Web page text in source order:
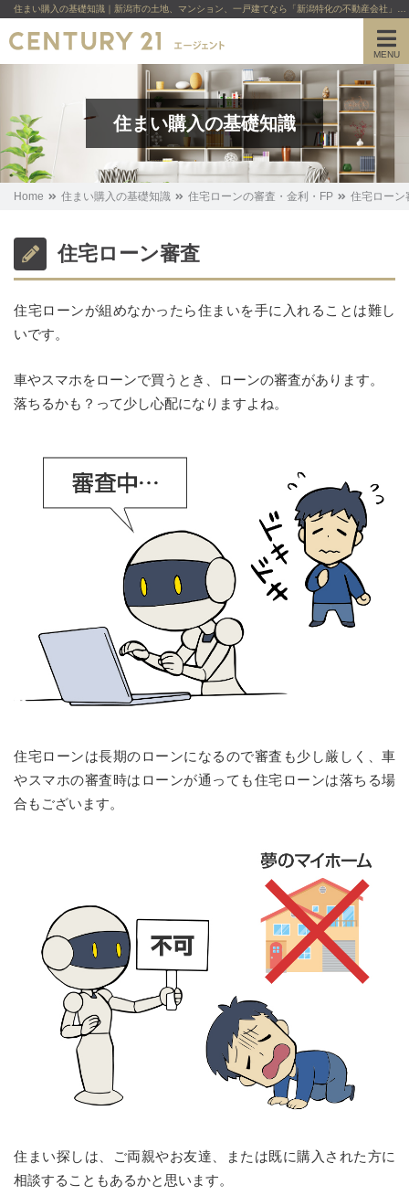
MENU
住まい購入の基礎知識
Home 住まい購入の基礎知識 住宅ローンの審査・金利・FP 住宅ローン
住宅ローン審査
住宅ローンが組めなかったら住まいを手に入れることは難し
いです。
車やスマホをローンで買うとき、ローンの審査があります。
落ちるかも？って少し心配になりますよね。
住宅ローンは長期のローンになるので審査も少し厳しく、車
やスマホの審査時はローンが通っても住宅ローンは落ちる場
合もございます。
住まい探しは、ご両親やお友達、または既に購入された方に
相談することもあるかと思います。